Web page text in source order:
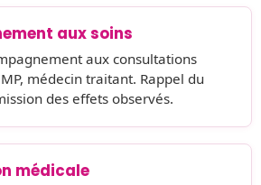
aux soins
aux consultations
médecin traitant. Rappel du
des effets observés.
médicale